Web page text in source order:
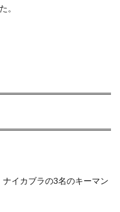
。
イカブラの3名のキーマン